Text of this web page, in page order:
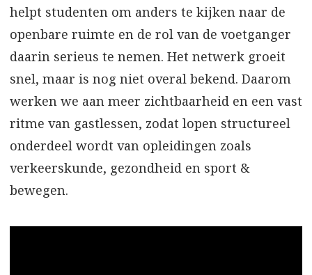
helpt studenten om anders te kijken naar de
openbare ruimte en de rol van de voetganger
daarin serieus te nemen. Het netwerk groeit
snel, maar is nog niet overal bekend. Daarom
werken we aan meer zichtbaarheid en een vast
ritme van gastlessen, zodat lopen structureel
onderdeel wordt van opleidingen zoals
verkeerskunde, gezondheid en sport &
bewegen.